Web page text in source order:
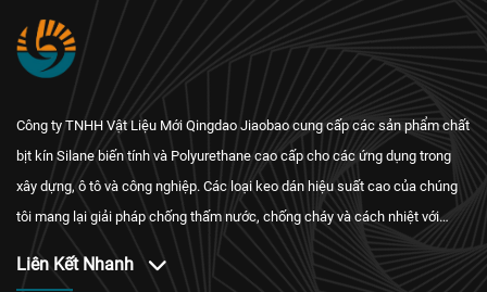
Công ty TNHH Vật Liệu Mới Qingdao Jiaobao cung cấp các sản phẩm chất
bịt kín Silane biến tính và Polyurethane cao cấp cho các ứng dụng trong
xây dựng, ô tô và công nghiệp. Các loại keo dán hiệu suất cao của chúng
tôi mang lại giải pháp chống thấm nước, chống cháy và cách nhiệt với
Liên Kết Nhanh